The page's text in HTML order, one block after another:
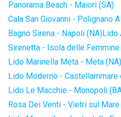
Panorama Beach - Maiori (SA)
Cala San Giovanni - Polignano
Bagno Sirena - Napoli (NA)Lido
Sirenetta - Isola delle Femmine
Lido Marinella Meta - Meta (NA)
Lido Moderno - Castellammare
Lido Le Macchie - Monopoli
Rosa Dei Venti - Vietri sul Mare